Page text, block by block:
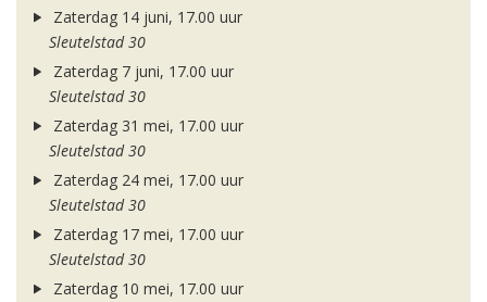
Zaterdag 14 juni, 17.00 uur
Sleutelstad 30
Zaterdag 7 juni, 17.00 uur
Sleutelstad 30
Zaterdag 31 mei, 17.00 uur
Sleutelstad 30
Zaterdag 24 mei, 17.00 uur
Sleutelstad 30
Zaterdag 17 mei, 17.00 uur
Sleutelstad 30
Zaterdag 10 mei, 17.00 uur